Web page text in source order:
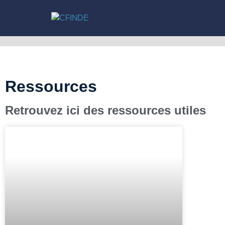
Ressources
Retrouvez ici des ressources utiles